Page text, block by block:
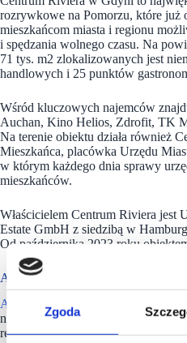
Zgoda
rozrywkowe na Pomorzu, które już
mieszkańcom miasta i regionu
i spędzania wolnego czasu. Na
71 tys. m2 zlokalizowanych jest
handlowych i 25 punktów
Wśród kluczowych najemców
Auchan, Kino Helios, Zdrofit, TK
Na terenie obiektu działa również
Mieszkańca, placówka Urzędu
w którym każdego dnia sprawy
mieszkańców.
Właścicielem Centrum Riviera jest
Estate GmbH z siedzibą w
Od października 2023 roku
Apsys zarządza 16. obiektami
APSYS jest jednym z wiodących
nieruchomości komercyjnych w
realizuje działania w segmencie